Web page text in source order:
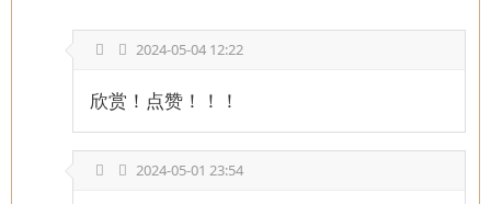
2024-05-04 12:22
欣赏！点赞！！！
2024-05-01 23:54